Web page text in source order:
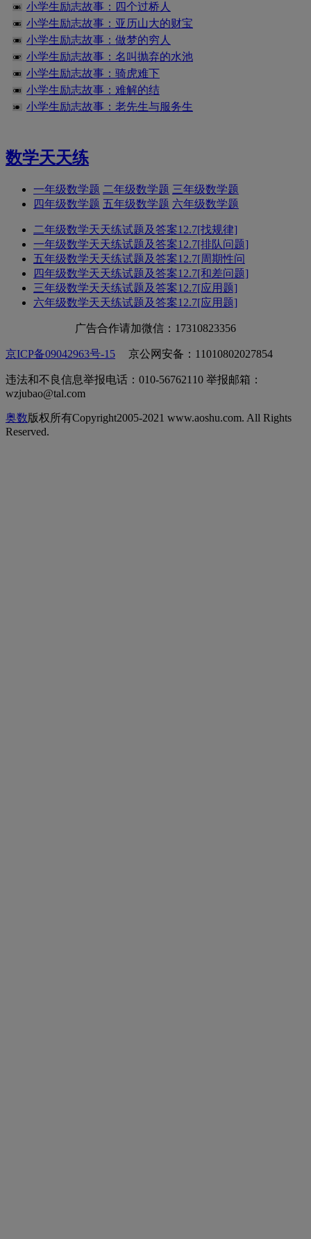
小学生励志故事：四个过桥人
小学生励志故事：亚历山大的财宝
小学生励志故事：做梦的穷人
小学生励志故事：名叫抛弃的水池
小学生励志故事：骑虎难下
小学生励志故事：难解的结
小学生励志故事：老先生与服务生
数学天天练
一年级数学题 二年级数学题 三年级数学题
四年级数学题 五年级数学题 六年级数学题
二年级数学天天练试题及答案12.7[找规律]
一年级数学天天练试题及答案12.7[排队问题]
五年级数学天天练试题及答案12.7[周期性问
四年级数学天天练试题及答案12.7[和差问题]
三年级数学天天练试题及答案12.7[应用题]
六年级数学天天练试题及答案12.7[应用题]
广告合作请加微信：17310823356
京ICP备09042963号-15 京公网安备：11010802027854
违法和不良信息举报电话：010-56762110 举报邮箱：
wzjubao@tal.com
奥数版权所有Copyright2005-2021 www.aoshu.com. All Rights
Reserved.